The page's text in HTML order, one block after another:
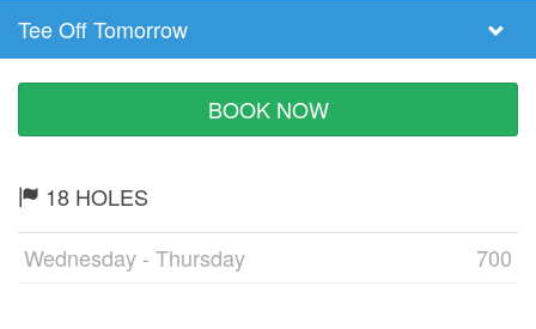
Select
Tee
Time
Tee Off Tomorrow
BOOK NOW
18 HOLES
Wednesday - Thursday
700